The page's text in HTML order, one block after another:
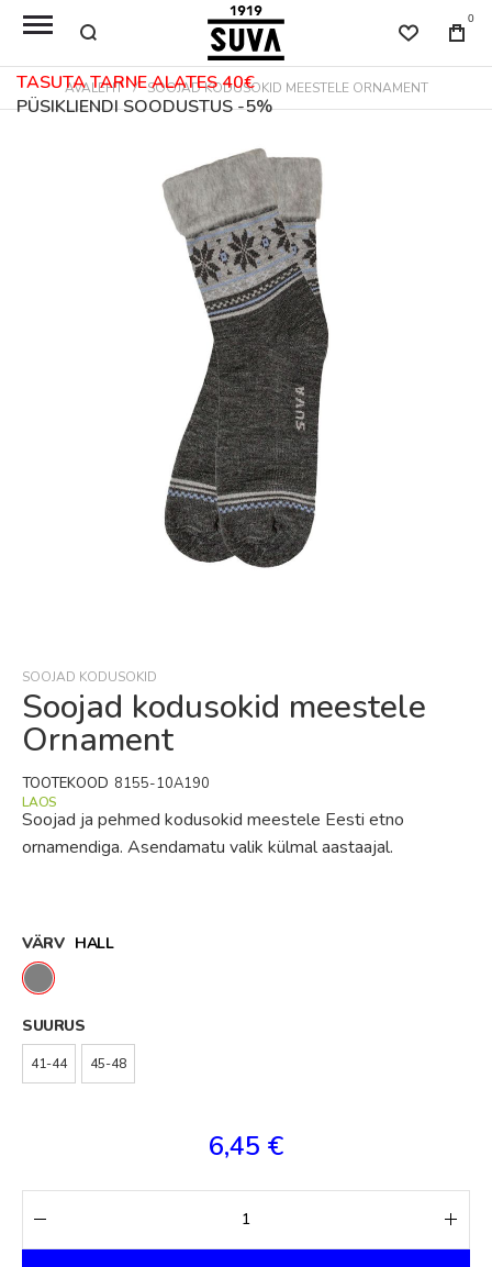
TASUTA TARNE ALATES 40€
PÜSIKLIENDI SOODUSTUS -5%
0
AVALEHT SOOJAD KODUSOKID MEESTELE ORNAMENT
of
the
images
SOOJAD KODUSOKID
Soojad kodusokid meestele
Ornament
Soojad ja pehmed kodusokid meestele Eesti etno
ornamendiga. Asendamatu valik külmal aastaajal.
LAOS
TOOTEKOOD 8155-10A190
VÄRV HALL
SUURUS
41-44 45-48
6,45 €